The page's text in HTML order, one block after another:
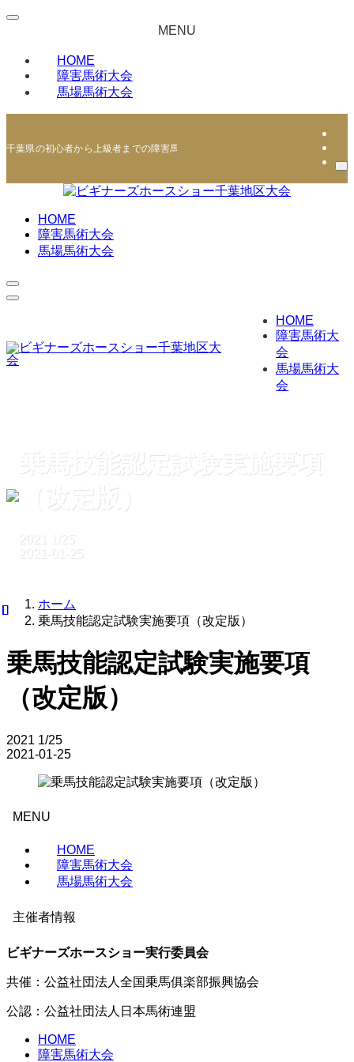
MENU
HOME
障害馬術大会
馬場馬術大会
千葉県の初心者から上級者までの障害馬術・馬場馬術競技会 | ビギナーズホー
HOME
障害馬術大会
馬場馬術大会
HOME
障害馬術大
会
馬場馬術大
会
乗馬技能認定試験実施要項
（改定版）
2021
1/25
2021-01-25
ホーム
乗馬技能認定試験実施要項（改定版）
乗馬技能認定試験実施要項
（改定版）
2021 1/25
2021-01-25
MENU
HOME
障害馬術大会
馬場馬術大会
主催者情報
ビギナーズホースショー実行委員会
共催：公益社団法人全国乗馬俱楽部振興協会
公認：公益社団法人日本馬術連盟
HOME
障害馬術大会